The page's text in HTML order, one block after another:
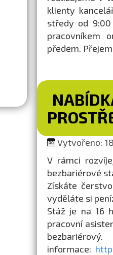
klienty
středy od
pracovníkem
předem.
Vytvořeno:
V rámci
bezbariérové
Získáte
vyděláte si
Stáž je na 16
pracovní
informace: